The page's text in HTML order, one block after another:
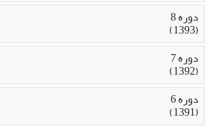
دوره 8
(1393)
دوره 7
(1392)
دوره 6
(1391)